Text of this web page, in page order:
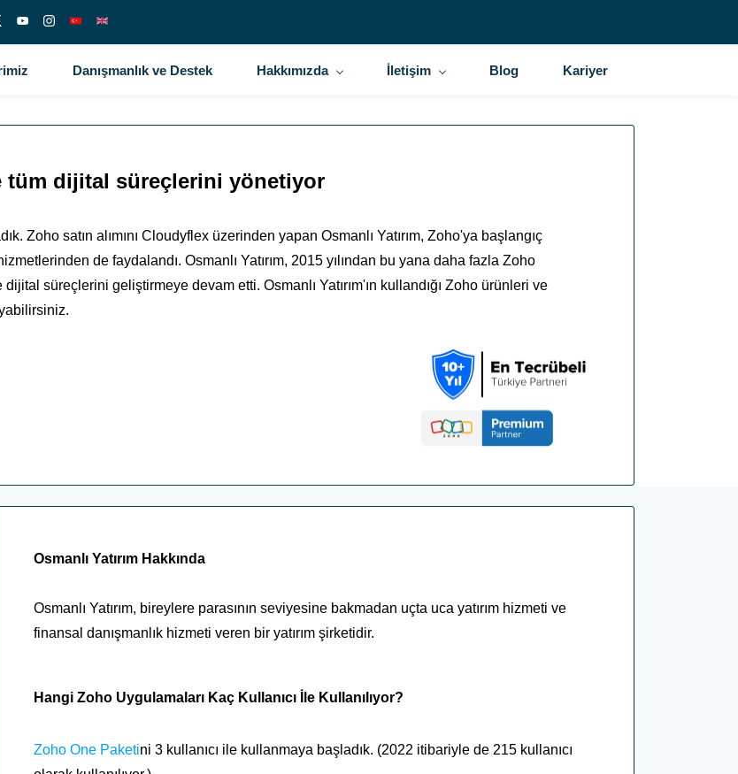
Danışmanlık ve Destek Hakkımızda İletişim Blog Kariyer
tüm dijital süreçlerini yönetiyor
Zoho satın alımını Cloudyflex üzerinden yapan Osmanlı Yatırım, Zoho'ya başlangıç
de faydalandı. Osmanlı Yatırım, 2015 yılından bu yana daha fazla Zoho
süreçlerini geliştirmeye devam etti. Osmanlı Yatırım'ın kullandığı Zoho ürünleri ve
Osmanlı Yatırım Hakkında
Osmanlı Yatırım, bireylere parasının seviyesine bakmadan uçta uca yatırım hizmeti ve
finansal danışmanlık hizmeti veren bir yatırım şirketidir.
Hangi Zoho Uygulamaları Kaç Kullanıcı İle Kullanılıyor?
Zoho One Paketini 3 kullanıcı ile kullanmaya başladık. (2022 itibariyle de 215 kullanıcı